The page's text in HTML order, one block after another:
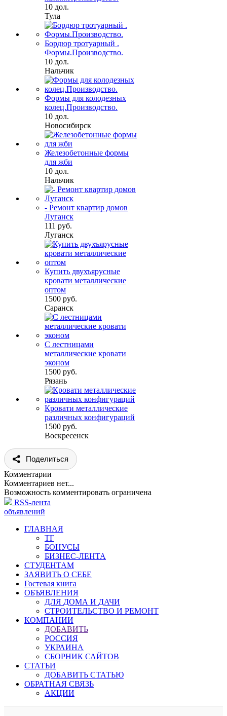
10 дол.
Тула
Бордюр тротуарный .
Формы.Производство.
10 дол.
Нальчик
Формы для колодезных
колец.Производство.
10 дол.
Новосибирск
Железобетонные формы
для жби
10 дол.
Нальчик
- Ремонт квартир домов
Луганск
111 руб.
Луганск
Купить двухъярусные
кровати металлические
оптом
1500 руб.
Саранск
С лестницами
металлические кровати
эконом
1500 руб.
Рязань
Кровати металлические
различных конфигураций
1500 руб.
Воскресенск
Поделиться
Комментарии
Комментариев нет...
Возможность комментировать ограничена
RSS-лента
объявлений
ГЛАВНАЯ
ТГ
БОНУСЫ
БИЗНЕС-ЛЕНТА
СТУДЕНТАМ
ЗАЯВИТЬ О СЕБЕ
Гостевая книга
ОБЪЯВЛЕНИЯ
ДЛЯ ДОМА И ДАЧИ
СТРОИТЕЛЬСТВО И РЕМОНТ
КОМПАНИИ
ДОБАВИТЬ
РОССИЯ
УКРАИНА
СБОРНИК САЙТОВ
СТАТЬИ
ДОБАВИТЬ СТАТЬЮ
ОБРАТНАЯ СВЯЗЬ
АКЦИИ